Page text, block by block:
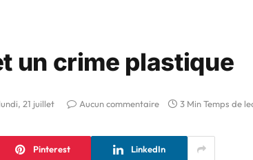
un crime plastique
lundi, 21 juillet Aucun commentaire 3 Min Temps de
Pinterest LinkedIn